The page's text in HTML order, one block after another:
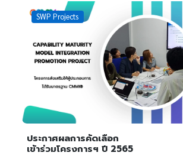
SWP Projects
ประกาศผลการคัดเลือก
เข้าร่วมโครงการฯ ปี 2565